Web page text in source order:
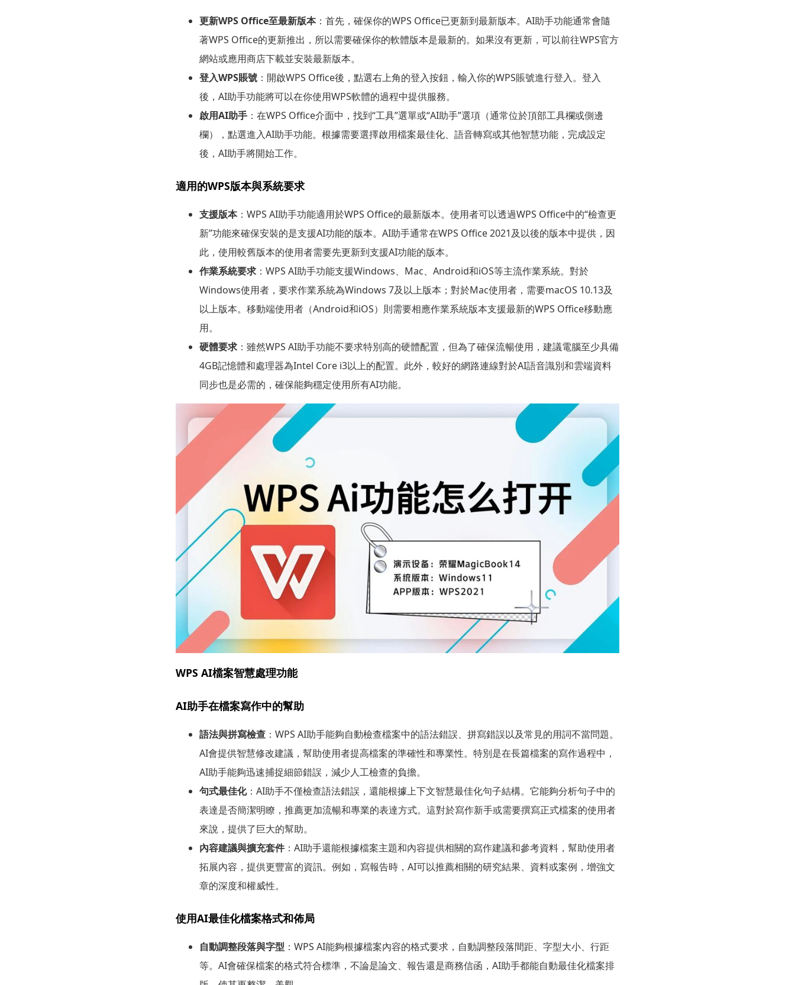
更新WPS Office至最新版本：首先，確保你的WPS Office已更新到最新版本。AI助手功能通常會隨
著WPS Office的更新推出，所以需要確保你的軟體版本是最新的。如果沒有更新，可以前往WPS官方
網站或應用商店下載並安裝最新版本。
登入WPS賬號 ：開啟WPS Office後，點選右上角的登入按鈕，輸入你的WPS賬號進行登入。登入
後，AI助手功能將可以在你使用WPS軟體的過程中提供服務。
啟用AI助手 ：在WPS Office介面中，找到“工具”選單或“AI助手”選項（通常位於頂部工具欄或側邊
欄），點選進入AI助手功能。根據需要選擇啟用檔案最佳化、語音轉寫或其他智慧功能，完成設定
後，AI助手將開始工作。
適用的WPS版本與系統要求
支援版本：WPS AI助手功能適用於WPS Office的最新版本。使用者可以透過WPS Office中的“檢查更
新”功能來確保安裝的是支援AI功能的版本。AI助手通常在WPS Office 2021及以後的版本中提供，因
此，使用較舊版本的使用者需要先更新到支援AI功能的版本。
作業系統要求 ：WPS AI助手功能支援Windows、Mac、Android和iOS等主流作業系統。對於
Windows使用者，要求作業系統為Windows 7及以上版本；對於Mac使用者，需要macOS 10.13及
以上版本。移動端使用者（Android和iOS）則需要相應作業系統版本支援最新的WPS Office移動應
用。
硬體要求 ：雖然WPS AI助手功能不要求特別高的硬體配置，但為了確保流暢使用，建議電腦至少具備
4GB記憶體和處理器為Intel Core i3以上的配置。此外，較好的網路連線對於AI語音識別和雲端資料
同步也是必需的，確保能夠穩定使用所有AI功能。
WPS AI檔案智慧處理功能
AI助手在檔案寫作中的幫助
語法與拼寫檢查 ：WPS AI助手能夠自動檢查檔案中的語法錯誤、拼寫錯誤以及常見的用詞不當問題。
AI會提供智慧修改建議，幫助使用者提高檔案的準確性和專業性。特別是在長篇檔案的寫作過程中，
AI助手能夠迅速捕捉細節錯誤，減少人工檢查的負擔。
句式最佳化：AI助手不僅檢查語法錯誤，還能根據上下文智慧最佳化句子結構。它能夠分析句子中的
表達是否簡潔明瞭，推薦更加流暢和專業的表達方式。這對於寫作新手或需要撰寫正式檔案的使用者
來說，提供了巨大的幫助。
內容建議與擴充套件：AI助手還能根據檔案主題和內容提供相關的寫作建議和參考資料，幫助使用者
拓展內容，提供更豐富的資訊。例如，寫報告時，AI可以推薦相關的研究結果、資料或案例，增強文
章的深度和權威性。
使用AI最佳化檔案格式和佈局
自動調整段落與字型 ：WPS AI能夠根據檔案內容的格式要求，自動調整段落間距、字型大小、行距
等。AI會確保檔案的格式符合標準，不論是論文、報告還是商務信函，AI助手都能自動最佳化檔案排